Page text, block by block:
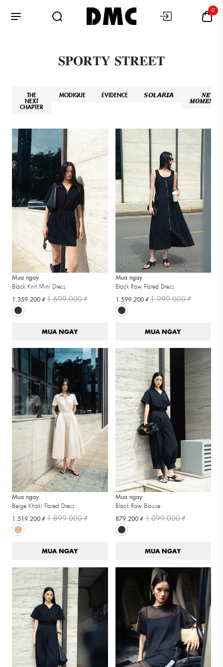
0
𝐒𝐏𝐎𝐑𝐓𝐘 𝐒𝐓𝐑𝐄𝐄𝐓
THE
NEXT
CHAPTER
MODIQUE ÉVIDENCE 𝙎𝙊𝙇𝘼𝙍𝙄𝘼 𝑵𝑬𝑾
Mua ngay
Black Knit Mini Dress
1.359.200 ₫1.699.000 ₫
MUA NGAY
Mua ngay
Black Raw Flared Dress
1.599.200 ₫1.999.000 ₫
MUA NGAY
Mua ngay
Beige Khaki Flared Dress
1.519.200 ₫1.899.000 ₫
MUA NGAY
Mua ngay
Black Raw Blouse
879.200 ₫1.099.000 ₫
MUA NGAY